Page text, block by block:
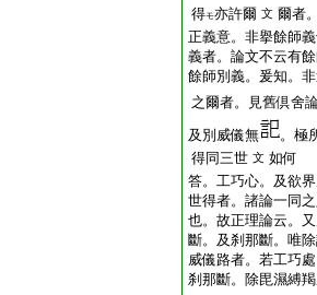
得モ亦許爾 文 爾者
正義意。非擧餘師
義者。論文不云有
餘師別義。爰知。
之爾者。見舊倶舍
及別威儀無
。極
得同三世 文 如何
答。工巧心。及欲
世得者。諸論一同
也。故正理論云。
斷。及刹那斷。唯
威儀路者。若工巧
刹那斷。除毘濕縛